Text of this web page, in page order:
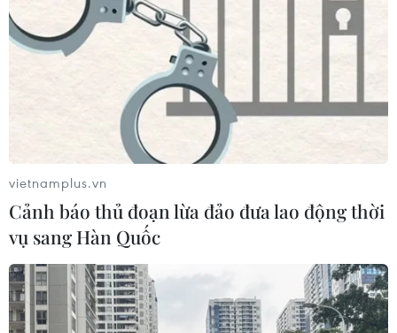
mang đồng thời hai đột biến gen
hiếm gặp
Xem thêm
Tổng Biên tập: TRẦN TIẾN DUẨN
Phó Tổng Biên tập: NGUYỄN THỊ TÁM, KHÚC THANH
vietnamplus.vn
Cảnh báo thủ đoạn lừa đảo đưa lao động thời
vụ sang Hàn Quốc